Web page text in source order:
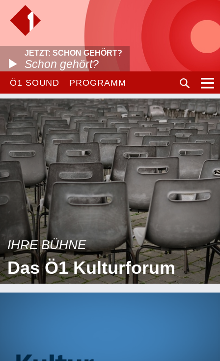
JETZT: SCHON GEHÖRT?
Schon gehört?
Ö1 SOUND PROGRAMM
IHRE BÜHNE
Das Ö1 Kulturforum